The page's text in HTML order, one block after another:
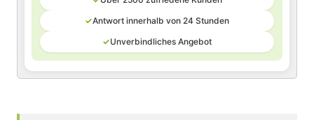
✓Antwort innerhalb von 24 Stunden
✓Unverbindliches Angebot